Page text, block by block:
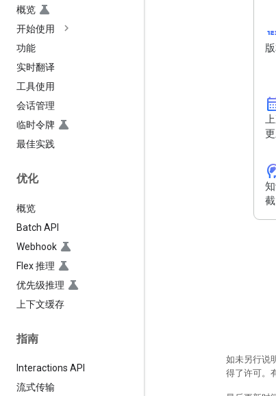
概览
开始使用
功能
实时翻译
工具使用
会话管理
临时令牌
最佳实践
优化
概览
Batch API
Webhook
Flex 推理
优先级推理
上下文缓存
指南
Interactions API
流式传输
如未另行说
得了许可。